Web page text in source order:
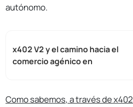
autónomo.
x402 V2 y el camino hacia el
comercio agénico en
Como sabemos, a través de x402